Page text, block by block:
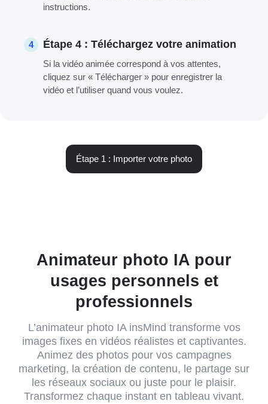
instructions.
4 Étape 4 : Téléchargez votre animation
Si la vidéo animée correspond à vos attentes,
cliquez sur « Télécharger » pour enregistrer la
vidéo et l’utiliser quand vous voulez.
Étape 1 : Importer votre photo
Animateur photo IA pour
usages personnels et
professionnels
L’animateur photo IA insMind transforme vos
images fixes en vidéos réalistes et captivantes.
Animez des photos pour vos campagnes
marketing, la création de contenu, le partage sur
les réseaux sociaux ou juste pour le plaisir.
Transformez chaque instant en tableau vivant.